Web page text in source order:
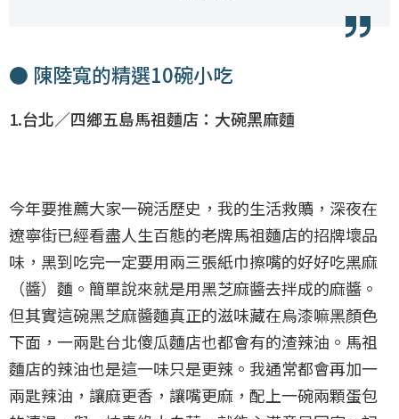
● 陳陸寬的精選10碗小吃
1.台北／四鄉五島馬祖麵店：大碗黑麻麵
今年要推薦大家一碗活歷史，我的生活救贖，深夜在
遼寧街已經看盡人生百態的老牌馬祖麵店的招牌壞品
味，黑到吃完一定要用兩三張紙巾擦嘴的好好吃黑麻
（醬）麵。簡單說來就是用黑芝麻醬去拌成的麻醬。
但其實這碗黑芝麻醬麵真正的滋味藏在烏漆嘛黑顏色
下面，一兩匙台北傻瓜麵店也都會有的渣辣油。馬祖
麵店的辣油也是這一味只是更辣。我通常都會再加一
兩匙辣油，讓麻更香，讓嘴更麻，配上一碗兩顆蛋包